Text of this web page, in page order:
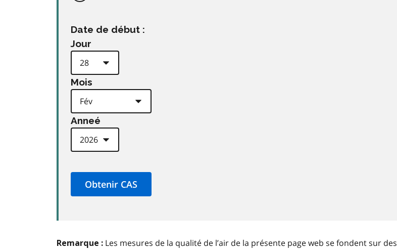
Date de début :
Jour
Mois
Anneé
Remarque : Les mesures de la qualité de l’air de la présente page web se fondent sur des